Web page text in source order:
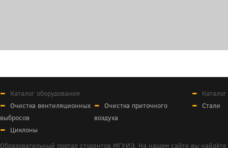
Каталог оборудования
Очистка вентиляционных
выбросов
Очистка приточного
воздуха
Циклоны
Стали
Образовательный портал студентов МГУИЭ. На нашем сайте вы